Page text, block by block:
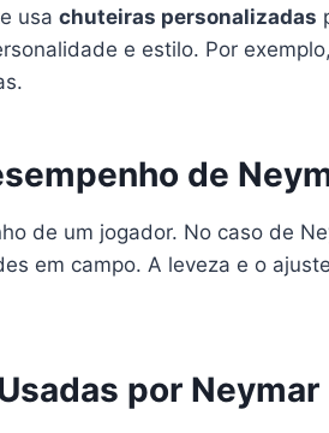
usa chuteiras personalizadas
e estilo. Por
de
de um jogador. No caso de
em campo. A leveza e o
por Neymar